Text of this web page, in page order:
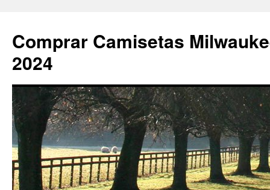
Comprar Camisetas
2024